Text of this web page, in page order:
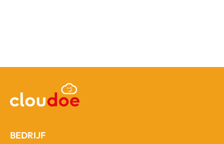
BEDRIJF